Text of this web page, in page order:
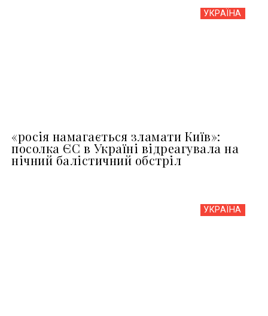
УКРАЇНА
«росія намагається зламати Київ»:
посолка ЄС в Україні відреагувала на
нічний балістичний обстріл
УКРАЇНА